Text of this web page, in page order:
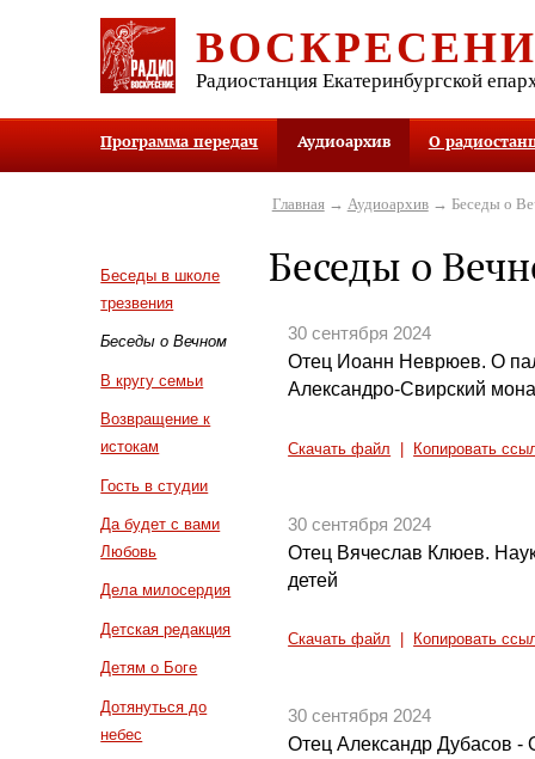
Радиостанция Екатеринбургской
Программа передач Аудиоархив О
Беседы в школе
трезвения
Беседы о Вечном
В кругу семьи
Возвращение к
истокам
Гость в студии
Да будет с вами
Любовь
Дела милосердия
Детская редакция
Детям о Боге
Дотянуться до
небес
Главная→ Аудиоархив→ Беседы о
Беседы о
30 сентября 2024
Отец Иоанн Неврюев. О
Александро-Свирский
Скачать файл Копировать
30 сентября 2024
Отец Вячеслав Клюев.
детей
Скачать файл Копировать
30 сентября 2024
Отец Александр Дубасов -